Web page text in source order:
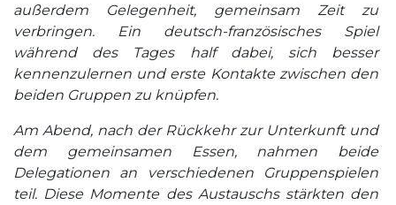
außerdem Gelegenheit, gemeinsam Zeit zu
verbringen. Ein deutsch-französisches Spiel
während des Tages half dabei, sich besser
kennenzulernen und erste Kontakte zwischen den
beiden Gruppen zu knüpfen.
Am Abend, nach der Rückkehr zur Unterkunft und
dem gemeinsamen Essen, nahmen beide
Delegationen an verschiedenen Gruppenspielen
teil. Diese Momente des Austauschs stärkten den